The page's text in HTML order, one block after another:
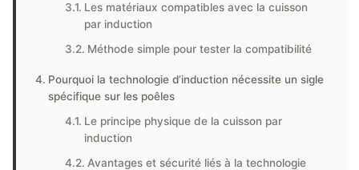
Les matériaux compatibles avec la cuisson
par induction
Méthode simple pour tester la compatibilité
Pourquoi la technologie d’induction nécessite un sigle
spécifique sur les poêles
Le principe physique de la cuisson par
induction
Avantages et sécurité liés à la technologie